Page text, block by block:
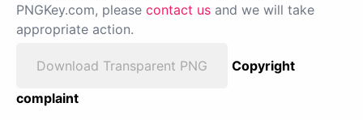
PNGKey.com, please contact us and we will take
appropriate action.
Download Transparent PNG
Copyright
complaint